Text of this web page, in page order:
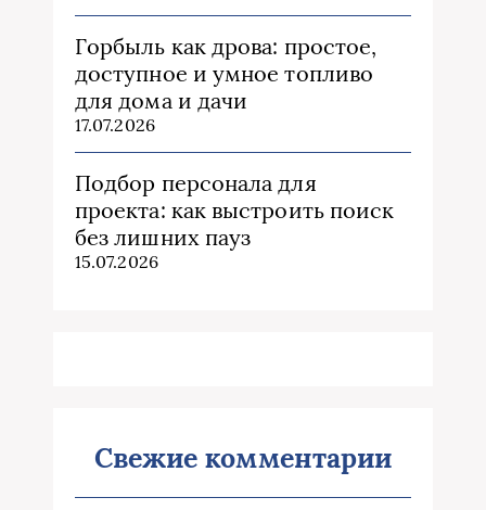
Горбыль как дрова: простое,
доступное и умное топливо
для дома и дачи
17.07.2026
Подбор персонала для
проекта: как выстроить поиск
без лишних пауз
15.07.2026
Свежие комментарии